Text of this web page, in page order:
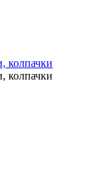
колпачки
колпачки